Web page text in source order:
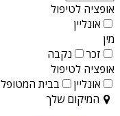
אופציה לטיפול
אונליין
מין
זכר
נקבה
אופציה לטיפול
אונליין
בבית המטופל
המיקום שלך